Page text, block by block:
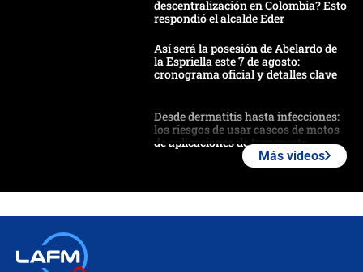
descentralización en Colombia? Esto
respondió el alcalde Eder
Así será la posesión de Abelardo de
la Espriella este 7 de agosto:
cronograma oficial y detalles clave
Desde dermatitis hasta infecciones:
los riesgos de usar cascos de motos
de aplicaciones de transporte
Más videos